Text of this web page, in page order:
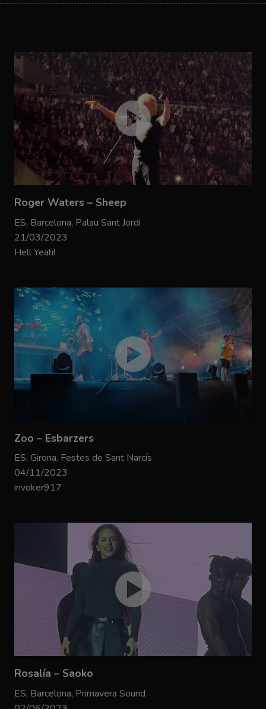
Roger Waters – Sheep
ES, Barcelona, Palau Sant Jordi
21/03/2023
Hell Yeah!
Zoo – Esbarzers
ES, Girona, Festes de Sant Narcís
04/11/2023
invoker917
Rosalía – Saoko
ES, Barcelona, Primavera Sound